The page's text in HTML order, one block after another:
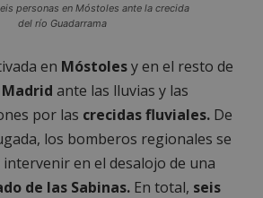
personas en Móstoles ante la crecida
del río Guadarrama
en Móstolesy en el resto de
ante las lluvias y las
por las crecidas fluviales. De
los bomberos regionales se
en el desalojo de una
de las Sabinas. En total, seis